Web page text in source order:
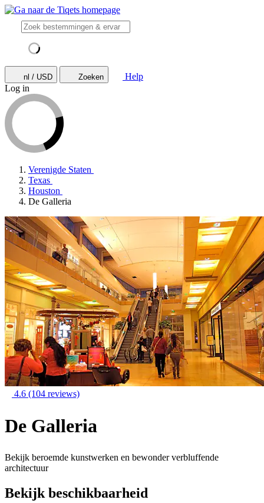
nl / USD Zoeken
Help
Log in
Verenigde Staten
Texas
Houston
De Galleria
4.6 (104 reviews)
De Galleria
Bekijk beroemde kunstwerken en bewonder verbluffende
architectuur
Bekijk beschikbaarheid